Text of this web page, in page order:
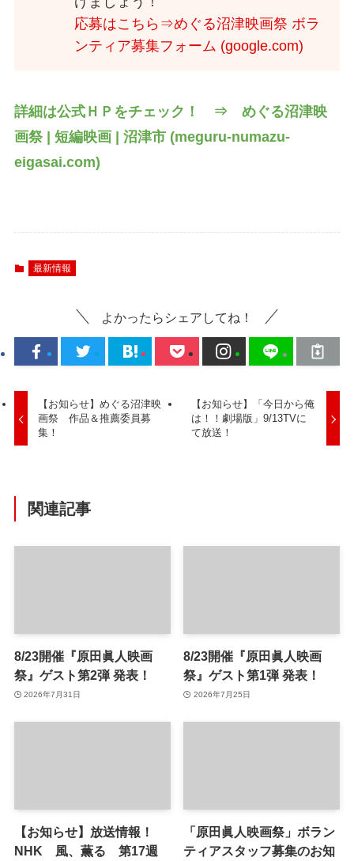
応募はこちら⇒めぐる沼津映画祭 ボラ
ンティア募集フォーム (google.com)
詳細は公式ＨＰをチェック！ ⇒ めぐる沼津映
画祭 | 短編映画 | 沼津市 (meguru-numazu-
eigasai.com)
最新情報
よかったらシェアしてね！
【お知らせ】めぐる沼津映
画祭 作品＆推薦委員募
集！
【お知らせ】「今日から俺
は！！劇場版」9/13TVに
て放送！
関連記事
8/23開催『原田眞人映画
祭』ゲスト第2弾 発表！
2026年7月31日
8/23開催『原田眞人映画
祭』ゲスト第1弾 発表！
2026年7月25日
【お知らせ】放送情報！
NHK 風、薫る 第17週
「原田眞人映画祭」ボラン
ティアスタッフ募集のお知